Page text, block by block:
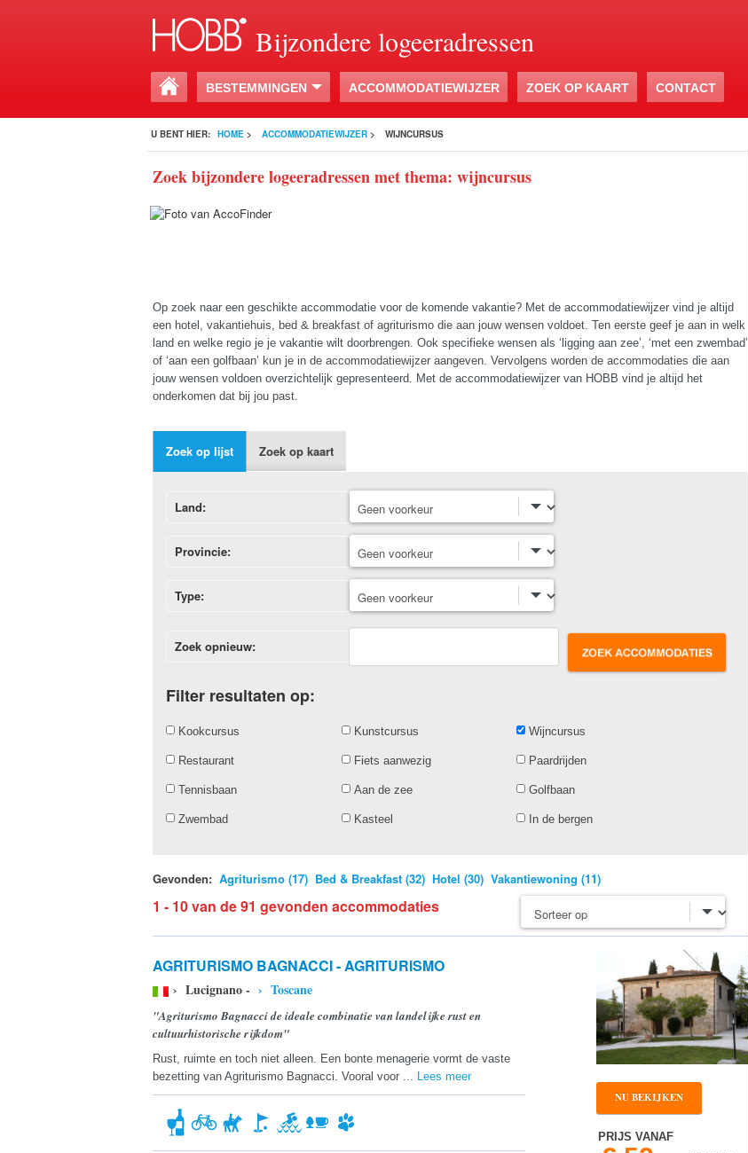
Bijzondere logeeradressen
BESTEMMINGEN ACCOMMODATIEWIJZER ZOEK OP KAART CONTACT
U BENT HIER: HOME > ACCOMMODATIEWIJZER > WIJNCURSUS
Zoek bijzondere logeeradressen met thema: wijncursus
Op zoek naar een geschikte accommodatie voor de komende vakantie? Met de accommodatiewijzer vind je altijd
een hotel, vakantiehuis, bed & breakfast of agriturismo die aan jouw wensen voldoet. Ten eerste geef je aan in welk
land en welke regio je je vakantie wilt doorbrengen. Ook specifieke wensen als ‘ligging aan zee’, ‘met een zwembad’
of ‘aan een golfbaan’ kun je in de accommodatiewijzer aangeven. Vervolgens worden de accommodaties die aan
jouw wensen voldoen overzichtelijk gepresenteerd. Met de accommodatiewijzer van HOBB vind je altijd het
onderkomen dat bij jou past.
Zoek op lijst Zoek op kaart
Land:
Provincie:
Type:
Zoek opnieuw:
Filter resultaten op:
Kookcursus Kunstcursus Wijncursus
Restaurant Fiets aanwezig Paardrijden
Tennisbaan Aan de zee Golfbaan
Zwembad Kasteel In de bergen
Gevonden: Agriturismo (17) Bed & Breakfast (32) Hotel (30) Vakantiewoning (11)
1 - 10 van de 91 gevonden accommodaties
NU BEKIJKEN
PRIJS VANAF
AGRITURISMO BAGNACCI - AGRITURISMO
› Lucignano - › Toscane
"Agriturismo Bagnacci de ideale combinatie van landelijke rust en
cultuurhistorische rijkdom"
Rust, ruimte en toch niet alleen. Een bonte menagerie vormt de vaste
bezetting van Agriturismo Bagnacci. Vooral voor ... Lees meer